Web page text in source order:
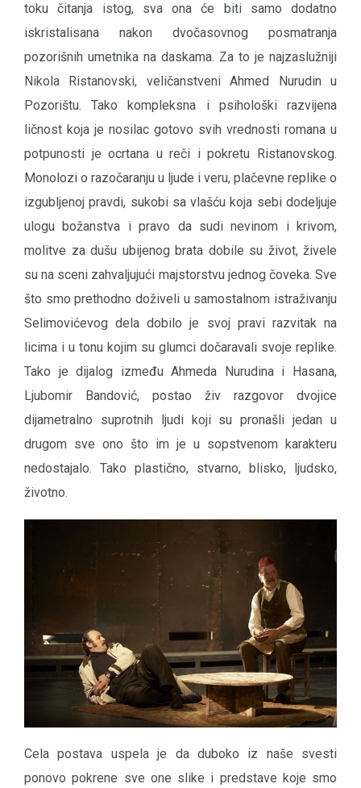
toku čitanja istog, sva ona će biti samo dodatno
iskristalisana nakon dvočasovnog posmatranja
pozorišnih umetnika na daskama. Za to je najzaslužniji
Nikola Ristanovski, veličanstveni Ahmed Nurudin u
Pozorištu. Tako kompleksna i psihološki razvijena
ličnost koja je nosilac gotovo svih vrednosti romana u
potpunosti je ocrtana u reči i pokretu Ristanovskog.
Monolozi o razočaranju u ljude i veru, plačevne replike o
izgubljenoj pravdi, sukobi sa vlašću koja sebi dodeljuje
ulogu božanstva i pravo da sudi nevinom i krivom,
molitve za dušu ubijenog brata dobile su život, živele
su na sceni zahvaljujući majstorstvu jednog čoveka. Sve
što smo prethodno doživeli u samostalnom istraživanju
Selimovićevog dela dobilo je svoj pravi razvitak na
licima i u tonu kojim su glumci dočaravali svoje replike.
Tako je dijalog između Ahmeda Nurudina i Hasana,
Ljubomir Bandović, postao živ razgovor dvojice
dijametralno suprotnih ljudi koji su pronašli jedan u
drugom sve ono što im je u sopstvenom karakteru
nedostajalo. Tako plastično, stvarno, blisko, ljudsko,
životno.
Cela postava uspela je da duboko iz naše svesti
ponovo pokrene sve one slike i predstave koje smo